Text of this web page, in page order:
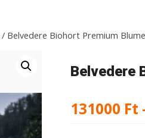
/ Belvedere Biohort Premium
Belvedere
131000 Ft